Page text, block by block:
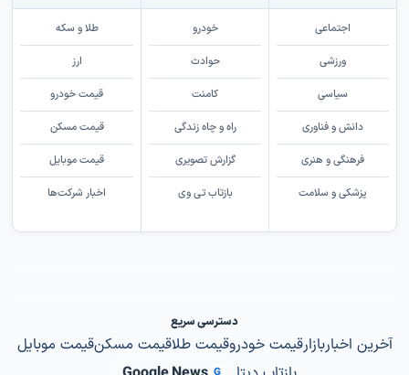
اجتماعی
ورزشی
سیاسی
دانش و فناوری
فرهنگی و هنری
پزشکی و سلامت
خودرو
حوادث
کامنت
راه و چاه زندگی
گزارش تصویری
بازتاب تی وی
طلا و سکه
ارز
قیمت خودرو
قیمت مسکن
قیمت موبایل
اخبار شرکت‌ها
دسترسی سریع
آخرین اخباربازارقیمت خودروقیمت طلاقیمت مسکنقیمت موبایل